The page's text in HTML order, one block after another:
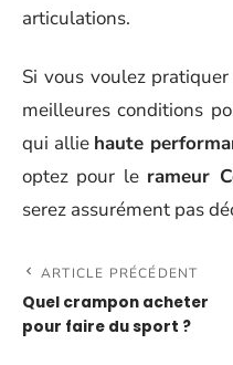
articulations.
Si vous voulez
meilleures conditions
qui allie haute
optez pour le rameur
serez assurément pas
ARTICLE PRÉCÉDENT
Quel crampon acheter
pour faire du sport ?